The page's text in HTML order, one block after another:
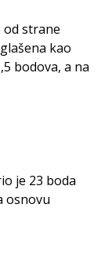
strane
kao
bodova, a na
je 23 boda
osnovu